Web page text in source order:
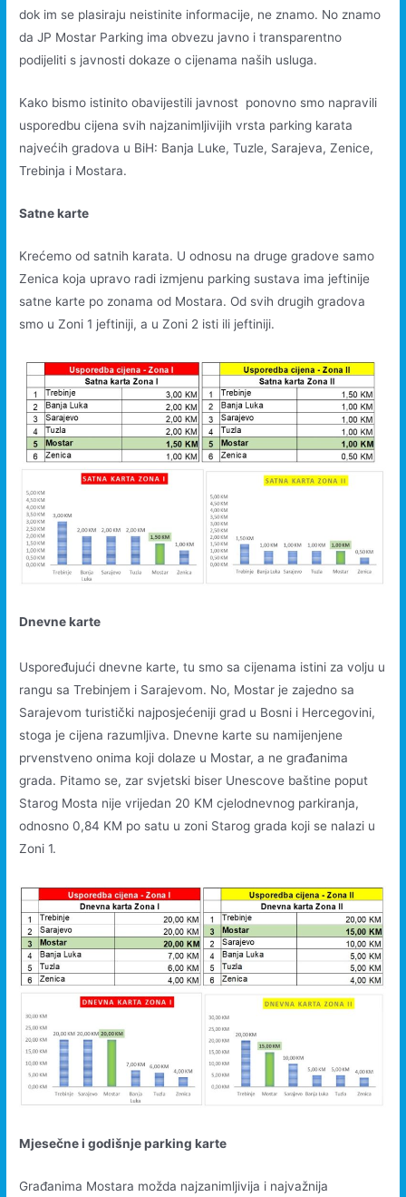
dok im se plasiraju neistinite informacije, ne znamo. No znamo
da JP Mostar Parking ima obvezu javno i transparentno
podijeliti s javnosti dokaze o cijenama naših usluga.
Kako bismo istinito obavijestili javnost ponovno smo napravili
usporedbu cijena svih najzanimljivijih vrsta parking karata
najvećih gradova u BiH: Banja Luke, Tuzle, Sarajeva, Zenice,
Trebinja i Mostara.
Satne karte
Krećemo od satnih karata. U odnosu na druge gradove samo
Zenica koja upravo radi izmjenu parking sustava ima jeftinije
satne karte po zonama od Mostara. Od svih drugih gradova
smo u Zoni 1 jeftiniji, a u Zoni 2 isti ili jeftiniji.
Dnevne karte
Uspoređujući dnevne karte, tu smo sa cijenama istini za volju u
rangu sa Trebinjem i Sarajevom. No, Mostar je zajedno sa
Sarajevom turistički najposjećeniji grad u Bosni i Hercegovini,
stoga je cijena razumljiva. Dnevne karte su namijenjene
prvenstveno onima koji dolaze u Mostar, a ne građanima
grada. Pitamo se, zar svjetski biser Unescove baštine poput
Starog Mosta nije vrijedan 20 KM cjelodnevnog parkiranja,
odnosno 0,84 KM po satu u zoni Starog grada koji se nalazi u
Zoni 1.
Mjesečne i godišnje parking karte
Građanima Mostara možda najzanimljivija i najvažnija